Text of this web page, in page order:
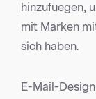
hinzufuegen,
mit Marken
sich haben.
E-Mail-